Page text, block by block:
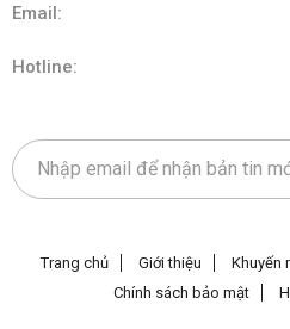
Email:
Hotline:
Trang chủ Giới thiệu Khuyến
Chính sách bảo mật